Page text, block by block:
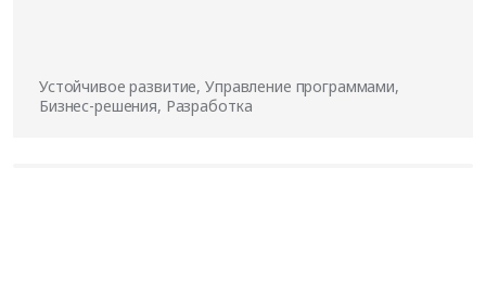
Устойчивое развитие, Управление программами,
Бизнес-решения, Разработка